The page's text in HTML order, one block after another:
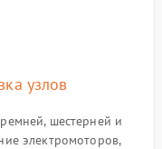
узлов
шестерней и
электромоторов,